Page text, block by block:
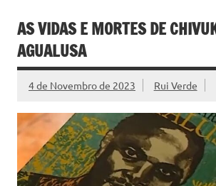
AS VIDAS E MORTES DE
AGUALUSA
4 de Novembro de 2023 Rui Verde